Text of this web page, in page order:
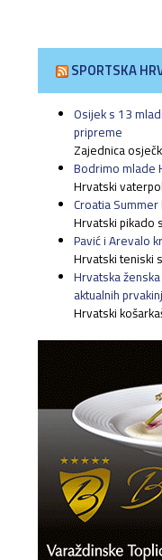
SPORTSKA
Osijek s 13
pripreme
Zajednica
Bodrimo mlade
Hrvatski
Croatia
Hrvatski pikado
Pavić i Arevalo
Hrvatski teniski
Hrvatska
aktualnih
Hrvatski